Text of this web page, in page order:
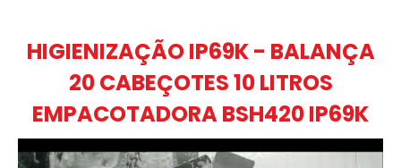
HIGIENIZAÇÃO IP69K - BALANÇA
20 CABEÇOTES 10 LITROS
EMPACOTADORA BSH420 IP69K